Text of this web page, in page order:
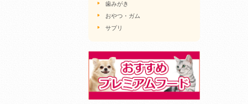
歯みがき
おやつ・ガム
サプリ